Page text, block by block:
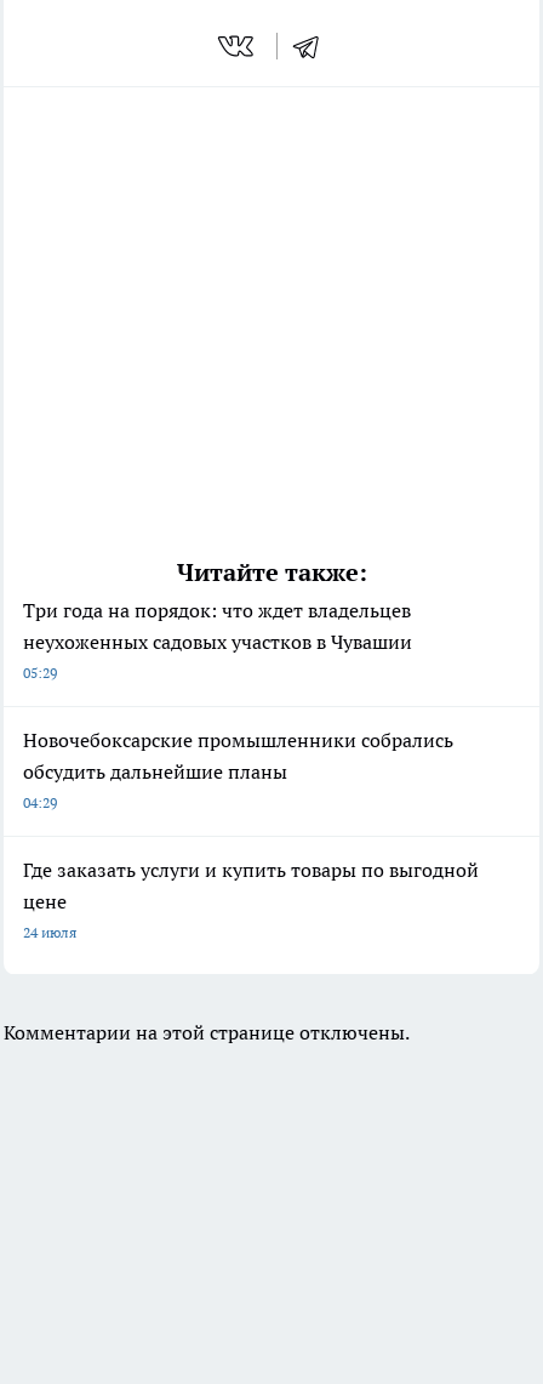
Читайте также:
Три года на порядок: что ждет владельцев
неухоженных садовых участков в Чувашии
05:29
Новочебоксарские промышленники собрались
обсудить дальнейшие планы
04:29
Где заказать услуги и купить товары по выгодной
цене
24 июля
Комментарии на этой странице отключены.